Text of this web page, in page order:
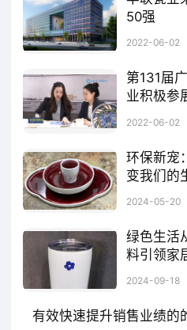
50强
2022-06-02
第131届
业积极参
2022-06-02
环保新宠
变我们的
2024-05-20
绿色生活
料引领家
2024-09-18
有效快速提升销售业绩的